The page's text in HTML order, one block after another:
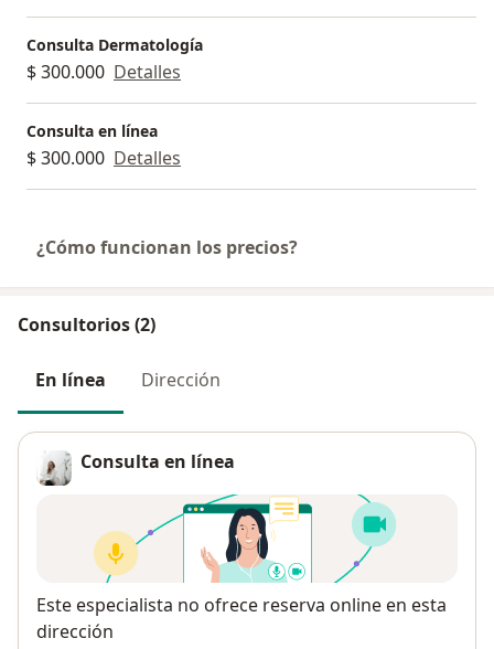
Consulta Dermatología
$ 300.000 Detalles
Consulta en línea
$ 300.000 Detalles
¿Cómo funcionan los precios?
Consultorios (2)
En línea Dirección
Consulta en línea
Disponibilidad
Este especialista no ofrece reserva online en esta
dirección